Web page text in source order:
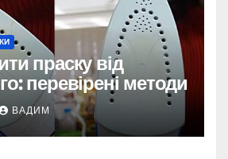
праску від
перевірені методи
ВАДИМ